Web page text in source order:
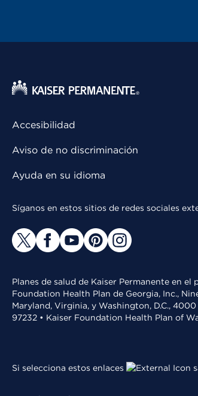
Accesibilidad
Aviso de no discriminación
Ayuda en su idioma
Síganos en estos sitios de redes sociales
Planes de salud de Kaiser Permanente en
Foundation Health Plan de Georgia, Inc.,
Maryland, Virginia, y Washington, D.C.,
97232 • Kaiser Foundation Health Plan of
Si selecciona estos enlaces